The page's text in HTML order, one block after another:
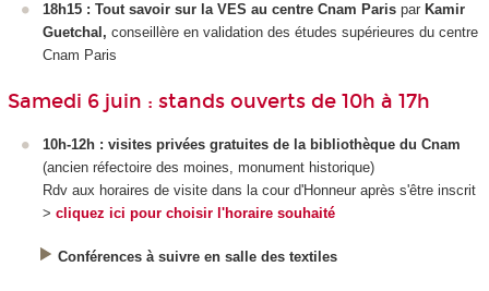
18h15 : Tout savoir sur la VES au centre Cnam Paris par Kamir
Guetchal, conseillère en validation des études supérieures du centre
Cnam Paris
Samedi 6 juin : stands ouverts de 10h à 17h
10h-12h : visites privées gratuites de la bibliothèque du Cnam
(ancien réfectoire des moines, monument historique)
Rdv aux horaires de visite dans la cour d'Honneur après s'être inscrit
> cliquez ici pour choisir l'horaire souhaité
Conférences à suivre en salle des textiles